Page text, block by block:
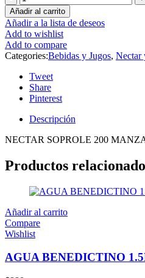
Añadir al carrito
Añadir a la lista de deseos
Add to wishlist
Add to compare
Categories:Bebidas y Jugos, Nectar
Tweet
Share
Pinterest
Descripción
NECTAR SOPROLE 200
Productos
Añadir al carrito
Compare
Wishlist
AGUA BENEDICTINO